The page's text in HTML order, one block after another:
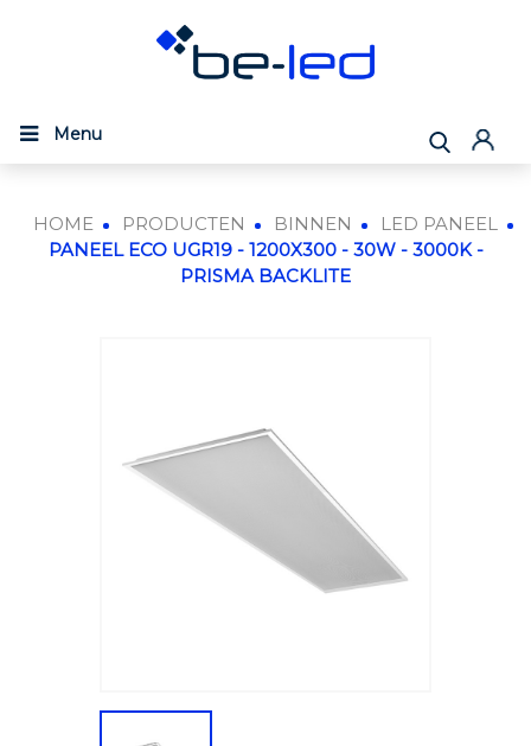
Menu
HOME PRODUCTEN BINNEN
LED PANEEL
PANEEL ECO UGR19 - 1200X300 - 30W - 3000K -
PRISMA BACKLITE